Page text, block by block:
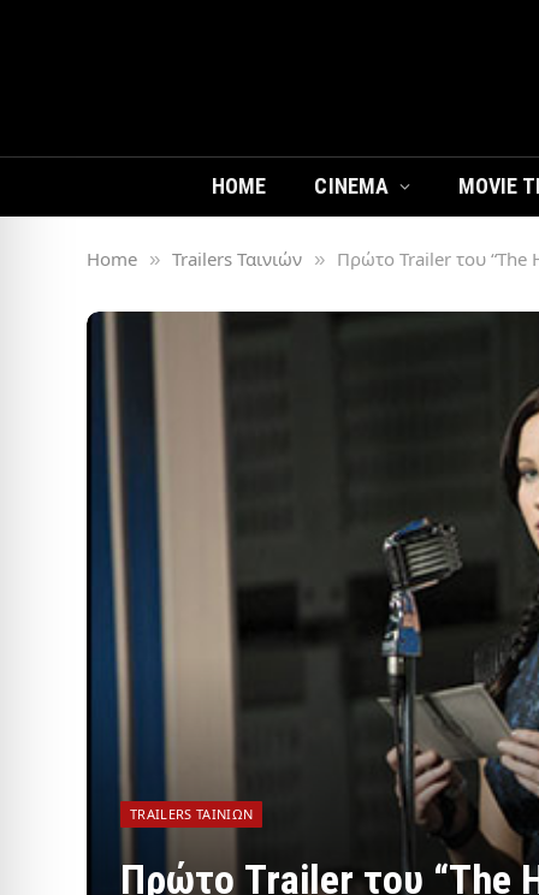
HOME CINEMA MOVIE
Home » Trailers Ταινιών » Πρώτο Trailer του “The
TRAILERS ΤΑΙΝΙΏΝ
Πρώτο Trailer του “The